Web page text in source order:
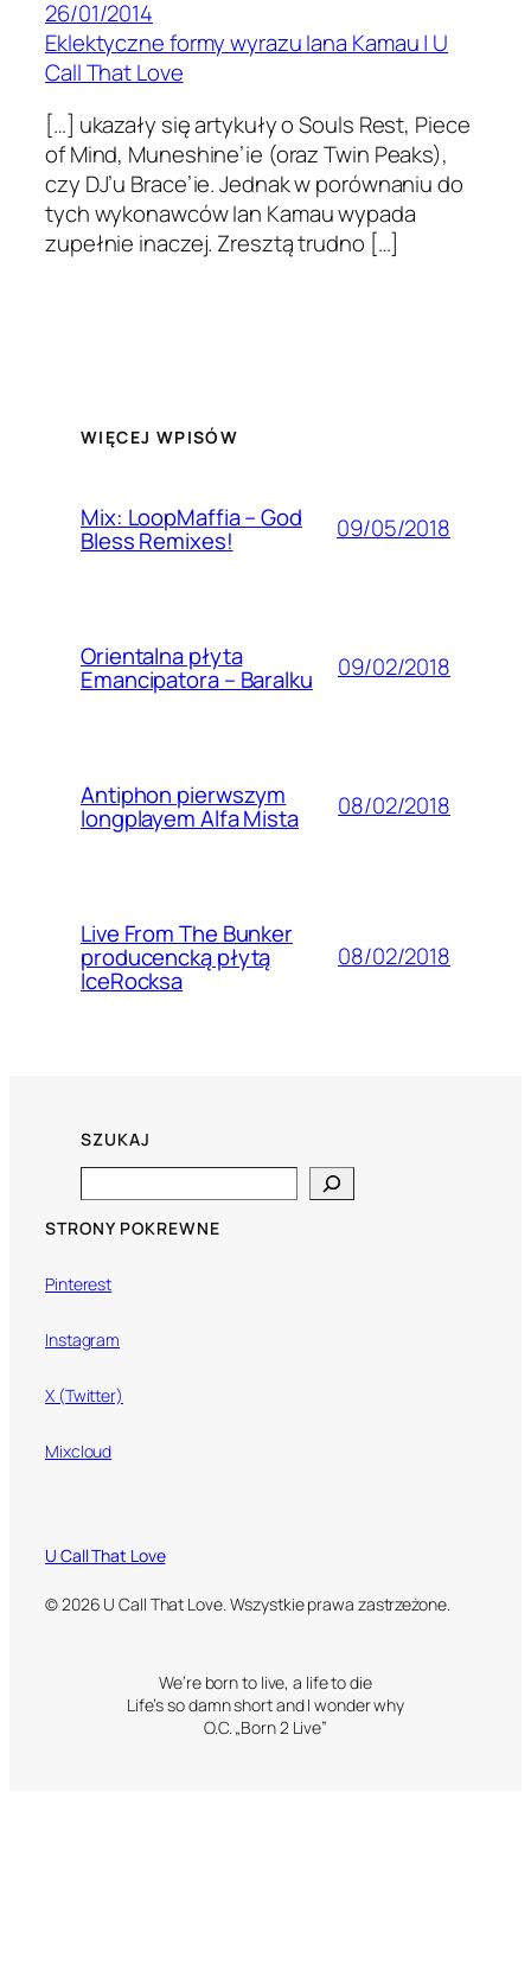
26/01/2014
Eklektyczne formy wyrazu Iana Kamau | U
Call That Love
[…] ukazały się artykuły o Souls Rest, Piece
of Mind, Muneshine’ie (oraz Twin Peaks),
czy DJ’u Brace’ie. Jednak w porównaniu do
tych wykonawców Ian Kamau wypada
zupełnie inaczej. Zresztą trudno […]
WIĘCEJ WPISÓW
Mix: LoopMaffia – God
Bless Remixes! 09/05/2018
Orientalna płyta
Emancipatora – Baralku 09/02/2018
Antiphon pierwszym
longplayem Alfa Mista 08/02/2018
Live From The Bunker
producencką płytą
IceRocksa
08/02/2018
SZUKAJ
STRONY POKREWNE
Pinterest
Instagram
X (Twitter)
Mixcloud
U Call That Love
© 2026 U Call That Love. Wszystkie prawa zastrzeżone.
We’re born to live, a life to die
Life’s so damn short and I wonder why
O.C. „Born 2 Live”